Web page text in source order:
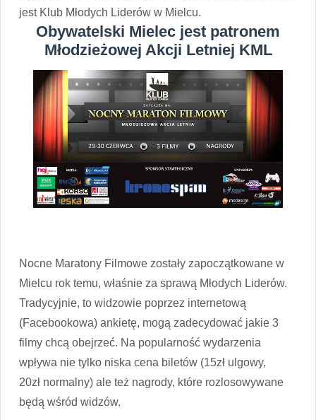
jest Klub Młodych Liderów w Mielcu.
Obywatelski Mielec jest patronem
Młodzieżowej Akcji Letniej KML
Nocne Maratony Filmowe zostały zapoczątkowane w
Mielcu rok temu, właśnie za sprawą Młodych Liderów.
Tradycyjnie, to widzowie poprzez internetową
(Facebookowa) ankietę, mogą zadecydować jakie 3
filmy chcą obejrzeć. Na popularność wydarzenia
wpływa nie tylko niska cena biletów (15zł ulgowy,
20zł normalny) ale też nagrody, które rozlosowywane
będą wśród widzów.